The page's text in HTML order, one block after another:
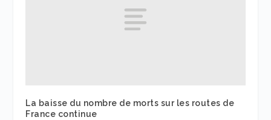
La baisse du nombre de morts sur les routes de
France continue